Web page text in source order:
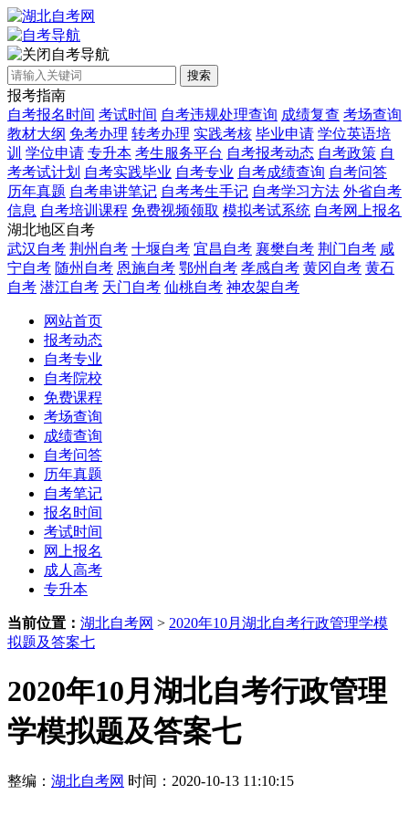
自考导航
搜索
报考指南
自考报名时间 考试时间 自考违规处理查询 成绩复查 考场查询
教材大纲 免考办理 转考办理 实践考核 毕业申请 学位英语培
训 学位申请 专升本 考生服务平台 自考报考动态 自考政策 自
考考试计划 自考实践毕业 自考专业 自考成绩查询 自考问答
历年真题 自考串讲笔记 自考考生手记 自考学习方法 外省自考
信息 自考培训课程 免费视频领取 模拟考试系统 自考网上报名
湖北地区自考
武汉自考 荆州自考 十堰自考 宜昌自考 襄樊自考 荆门自考 咸
宁自考 随州自考 恩施自考 鄂州自考 孝感自考 黄冈自考 黄石
自考 潜江自考 天门自考 仙桃自考 神农架自考
网站首页
报考动态
自考专业
自考院校
免费课程
考场查询
成绩查询
自考问答
历年真题
自考笔记
报名时间
考试时间
网上报名
成人高考
专升本
当前位置： 湖北自考网 > 2020年10月湖北自考行政管理学模
拟题及答案七
2020年10月湖北自考行政管理
学模拟题及答案七
整编： 湖北自考网 时间：2020-10-13 11:10:15